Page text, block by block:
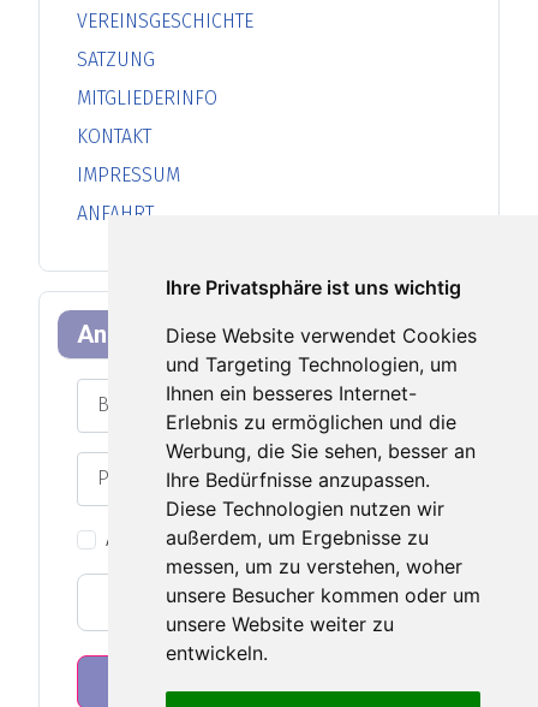
Ihre Privatsphäre ist uns wichtig
Diese Website verwendet Cookies
und Targeting Technologien, um
Ihnen ein besseres Internet-
Erlebnis zu ermöglichen und die
Werbung, die Sie sehen, besser an
Ihre Bedürfnisse anzupassen.
Diese Technologien nutzen wir
außerdem, um Ergebnisse zu
messen, um zu verstehen, woher
unsere Besucher kommen oder um
unsere Website weiter zu
entwickeln.
VEREINSGESCHICHTE
SATZUNG
MITGLIEDERINFO
KONTAKT
IMPRESSUM
ANFAHRT
Anmeldeformular
Benutzername
Passwort
Angemeldet bleiben
Web-Authentifizierung